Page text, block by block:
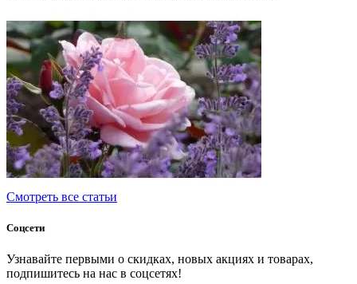
Смотреть все статьи
Соцсети
Узнавайте первыми о скидках, новых акциях и товарах,
подпишитесь на нас в соцсетях!